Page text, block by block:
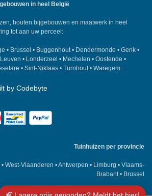
in heel België
houten bijgebouwen en maatwerk in heel
tot aan uw perceel:
• Brussel • Buggenhout• Dendermonde • Genk •
Leuven • Londerzeel • Mechelen • Oostende •
• Sint-Niklaas • Turnhout• Waregem
by Codebyte
Tuinhuizen per provincie
• West-Vlaanderen •Antwerpen • Limburg • Vlaams-
Brabant • Brussel